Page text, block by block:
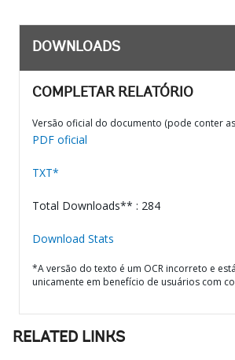
DOWNLOADS
COMPLETAR RELATÓRIO
Versão oficial do documento (pode conter
PDF oficial
TXT*
Total Downloads** : 284
Download Stats
*A versão do texto é um OCR incorreto e
unicamente em benefício de usuários com
RELATED LINKS